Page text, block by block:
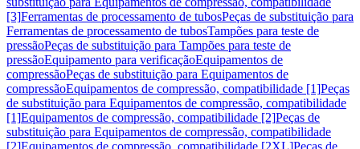
[3]Ferramentas de processamento de tubosPeças de substituição para
Ferramentas de processamento de tubosTampões para teste de
pressãoPeças de substituição para Tampões para teste de
pressãoEquipamento para verificaçãoEquipamentos de
compressãoPeças de substituição para Equipamentos de
compressãoEquipamentos de compressão, compatibilidade [1]Peças
de substituição para Equipamentos de compressão, compatibilidade
[1]Equipamentos de compressão, compatibilidade [2]Peças de
substituição para Equipamentos de compressão, compatibilidade
[2]Equipamentos de compressão, compatibilidade [2XL]Peças de